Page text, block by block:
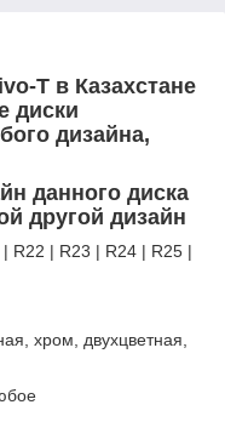
T в Казахстане
диски
дизайна,
данного диска
другой дизайн
R22 | R23 | R24 | R25 |
хром, двухцветная,